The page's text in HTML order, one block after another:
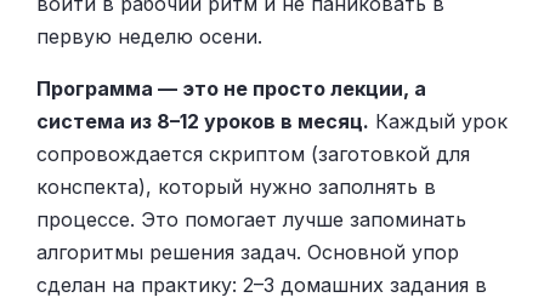
первую неделю осени.
Программа — это не просто лекции, а
система из 8–12 уроков в месяц. Каждый урок
сопровождается скриптом (заготовкой для
конспекта), который нужно заполнять в
процессе. Это помогает лучше запоминать
алгоритмы решения задач. Основной упор
сделан на практику: 2–3 домашних задания в